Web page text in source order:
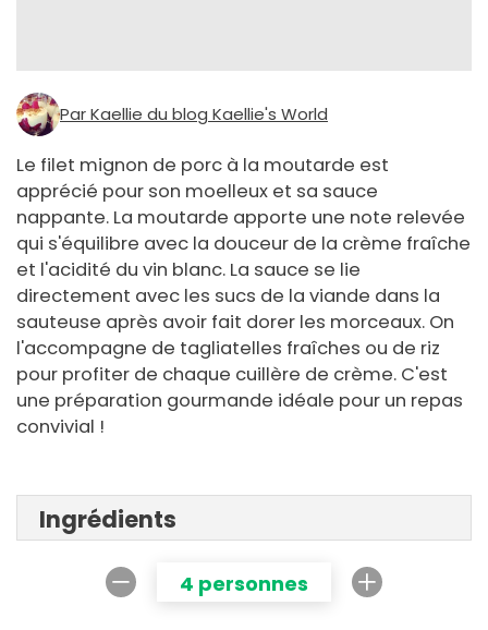
Par Kaellie du blog Kaellie's World
Le filet mignon de porc à la moutarde est
apprécié pour son moelleux et sa sauce
nappante. La moutarde apporte une note relevée
qui s'équilibre avec la douceur de la crème fraîche
et l'acidité du vin blanc. La sauce se lie
directement avec les sucs de la viande dans la
sauteuse après avoir fait dorer les morceaux. On
l'accompagne de tagliatelles fraîches ou de riz
pour profiter de chaque cuillère de crème. C'est
une préparation gourmande idéale pour un repas
convivial !
Ingrédients
4 personnes